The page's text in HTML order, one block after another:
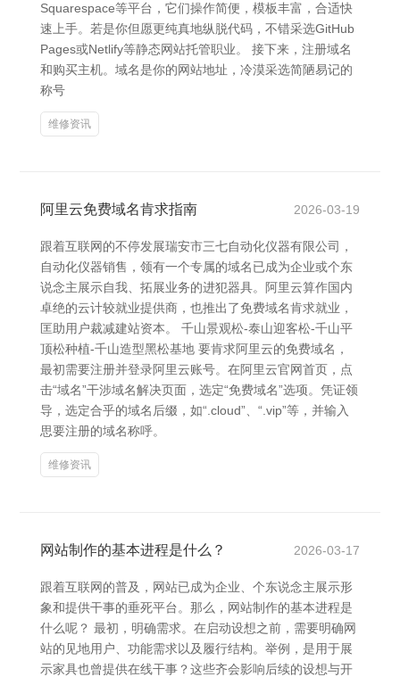
Squarespace等平台，它们操作简便，模板丰富，合适快
速上手。若是你但愿更纯真地纵脱代码，不错采选GitHub
Pages或Netlify等静态网站托管职业。 接下来，注册域名
和购买主机。域名是你的网站地址，冷漠采选简陋易记的
称号
维修资讯
阿里云免费域名肯求指南 2026-03-19
跟着互联网的不停发展瑞安市三七自动化仪器有限公司，
自动化仪器销售，领有一个专属的域名已成为企业或个东
说念主展示自我、拓展业务的进犯器具。阿里云算作国内
卓绝的云计较就业提供商，也推出了免费域名肯求就业，
匡助用户裁减建站资本。 千山景观松-泰山迎客松-千山平
顶松种植-千山造型黑松基地 要肯求阿里云的免费域名，
最初需要注册并登录阿里云账号。在阿里云官网首页，点
击“域名”干涉域名解决页面，选定“免费域名”选项。凭证领
导，选定合乎的域名后缀，如“.cloud”、“.vip”等，并输入
思要注册的域名称呼。
维修资讯
网站制作的基本进程是什么？ 2026-03-17
跟着互联网的普及，网站已成为企业、个东说念主展示形
象和提供干事的垂死平台。那么，网站制作的基本进程是
什么呢？ 最初，明确需求。在启动设想之前，需要明确网
站的见地用户、功能需求以及履行结构。举例，是用于展
示家具也曾提供在线干事？这些齐会影响后续的设想与开